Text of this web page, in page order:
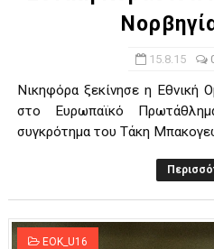
15.8.15
Νικηφόρα ξεκίνησε η Εθνική
στο Ευρωπαϊκό
συγκρότημα του Τάκη
EOK_U16